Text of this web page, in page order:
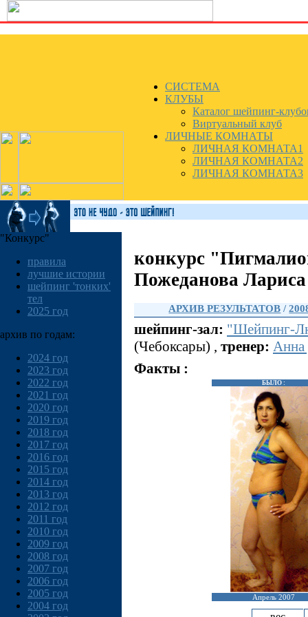
СИСТЕМА
КЛУБЫ
Каталог шейпинг-
Виртуальный клуб
ЛИЧНЫЕ КОМНАТЫ
ЛИЧНАЯ КОМНАТА1
ЛИЧНАЯ КОМНАТА2
ЛИЧНАЯ КОМНАТА3
"Конкурс"
правила
лучшие истории
шейпинг 'тонких'
тел
2025 год
архив по годам:
2024 год
2023 год
2022 год
2021 год
2020 год
2019 год
2018 год
2017 год
2016 год
2015 год
2014 год
2013 год
2012 год
2011 год
2010 год
2009 год
2008 год
2007 год
2006 год
2005 год
2004 год
конкурс
Пожеданова Лариса
АРХИВ РЕЗУЛЬТАТОВ /
шейпинг-зал: "Шейпинг-
(Чебоксары) , тренер: Анна
Факты :
БЫЛО :
Апрель 2007